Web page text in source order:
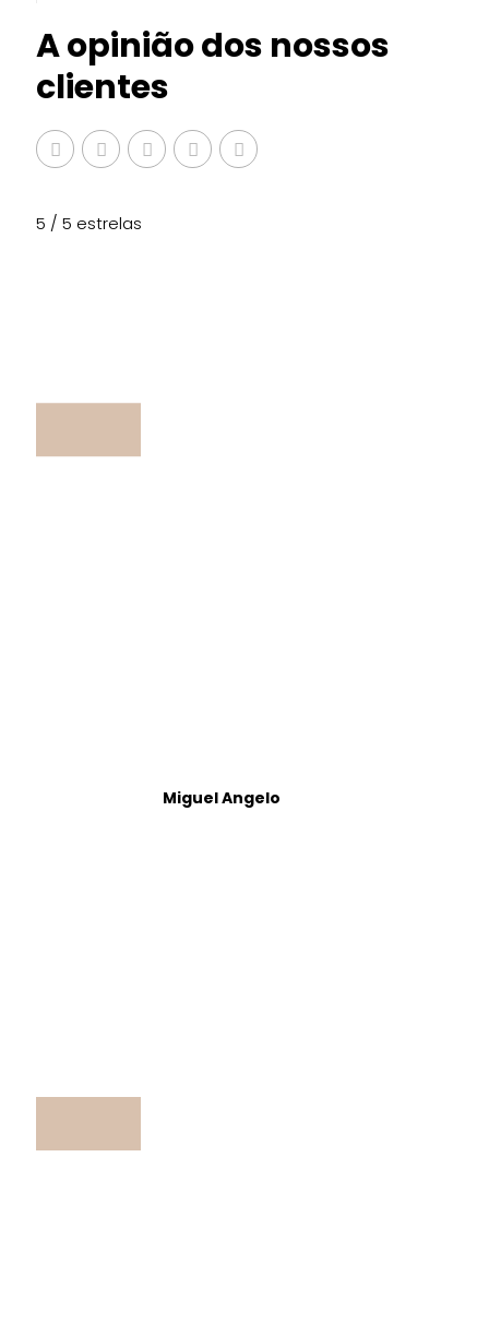
A opinião dos nossos
clientes
5 / 5 estrelas
Miguel Angelo